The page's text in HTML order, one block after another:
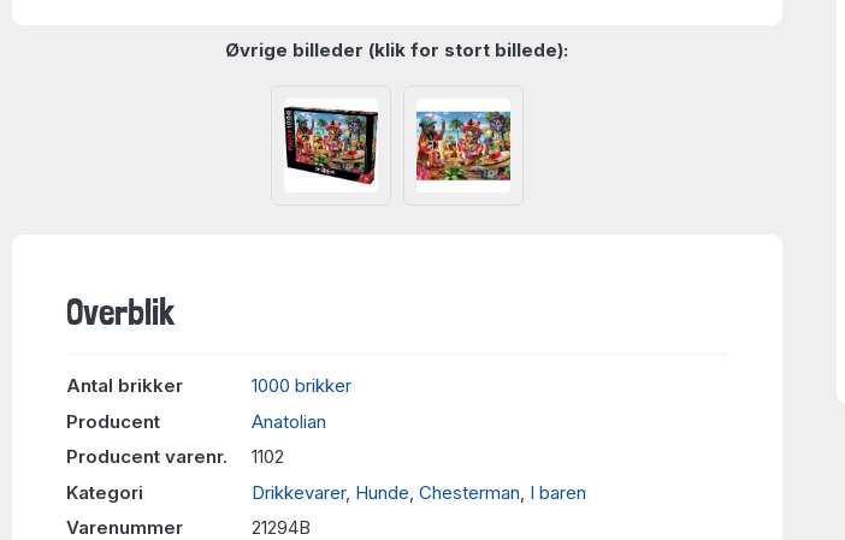
Øvrige billeder (klik for stort billede):
Overblik
Antal brikker
1000 brikker
Producent
Anatolian
Producent varenr.
1102
Kategori
Drikkevarer, Hunde Chesterman I baren
Varenummer
21294B